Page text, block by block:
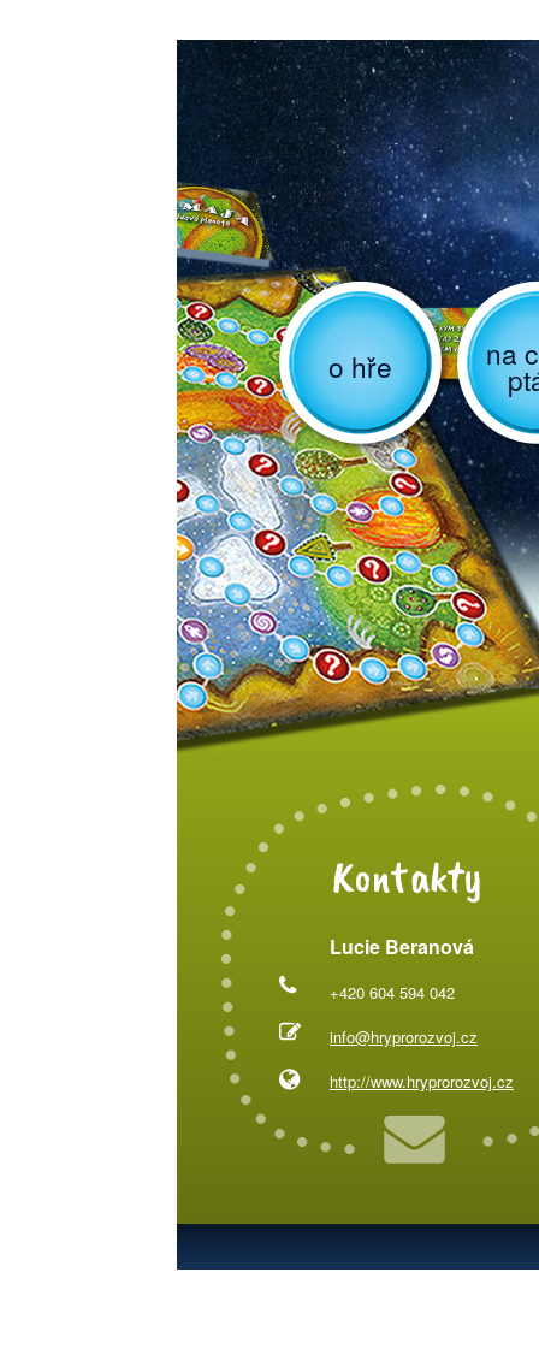
o hře na
Kontakty
Lucie Beranová
+420 604 594 042
info@hryprorozvoj.cz
http://www.hryprorozvoj.cz